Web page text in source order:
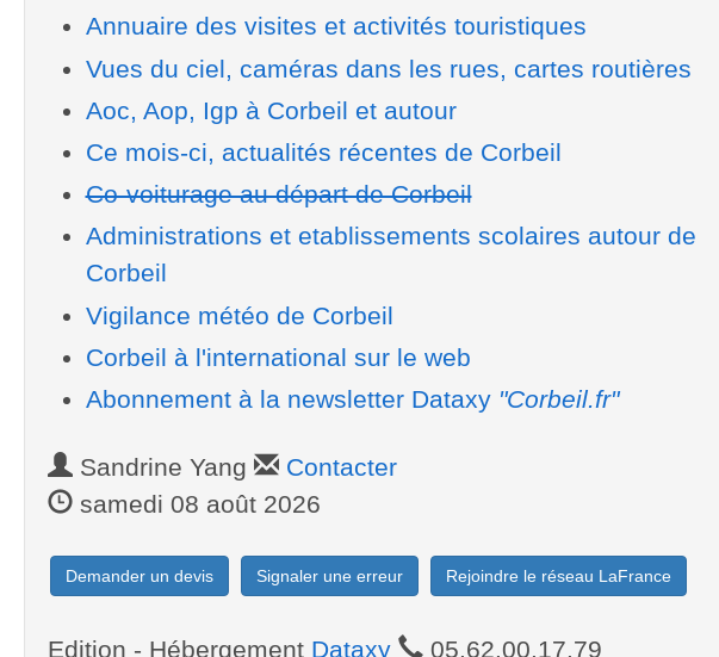
Annuaire des visites et activités touristiques
Vues du ciel, caméras dans les rues, cartes routières
Aoc, Aop, Igp à Corbeil et autour
Ce mois-ci, actualités récentes de Corbeil
Co-voiturage au départ de Corbeil
Administrations et etablissements scolaires autour de
Corbeil
Vigilance météo de Corbeil
Corbeil à l'international sur le web
Abonnement à la newsletter Dataxy "Corbeil.fr"
Sandrine Yang
Contacter
samedi 08 août 2026
Demander un devis Signaler une erreur Rejoindre le réseau LaFrance
Edition - Hébergement Dataxy 05.62.00.17.79